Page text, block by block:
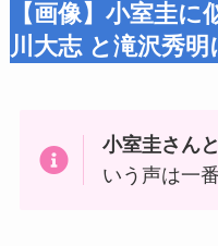
【画像】小室圭
川大志 と滝沢秀
小室圭さん
いう声は一